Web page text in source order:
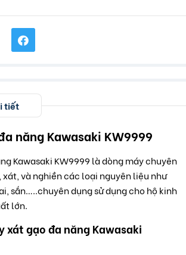
tiết
năng Kawasaki KW9999
Kawasaki KW9999 là dòng máy chuyên
xát, và nghiền các loại nguyên liệu như
sắn…..chuyên dụng sử dụng cho hộ kinh
lớn.
xát gạo đa năng Kawasaki